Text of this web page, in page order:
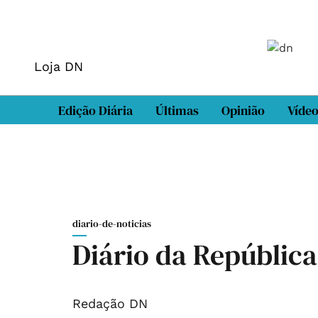
Loja DN
Edição Diária Últimas Opinião
diario-de-noticias
Diário da República
Redação DN